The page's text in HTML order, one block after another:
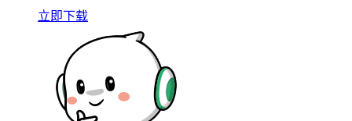
立即下载